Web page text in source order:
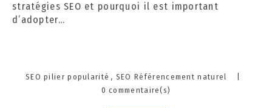
stratégies SEO et pourquoi il est important
d’adopter…
Categories
SEO pilier popularité SEO Référencement naturel
0 commentaire(s)